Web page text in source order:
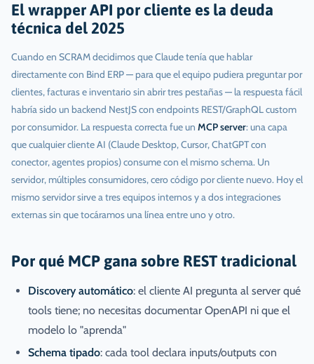
El wrapper API por cliente es la deuda
técnica del 2025
Cuando en SCRAM decidimos que Claude tenía que hablar
directamente con Bind ERP — para que el equipo pudiera preguntar por
clientes, facturas e inventario sin abrir tres pestañas — la respuesta fácil
habría sido un backend NestJS con endpoints REST/GraphQL custom
por consumidor. La respuesta correcta fue un MCP server: una capa
que cualquier cliente AI (Claude Desktop, Cursor, ChatGPT con
conector, agentes propios) consume con el mismo schema. Un
servidor, múltiples consumidores, cero código por cliente nuevo. Hoy el
mismo servidor sirve a tres equipos internos y a dos integraciones
externas sin que tocáramos una línea entre uno y otro.
Por qué MCP gana sobre REST tradicional
Discovery automático: el cliente AI pregunta al server qué
tools tiene; no necesitas documentar OpenAPI ni que el
modelo lo "aprenda"
Schema tipado: cada tool declara inputs/outputs con